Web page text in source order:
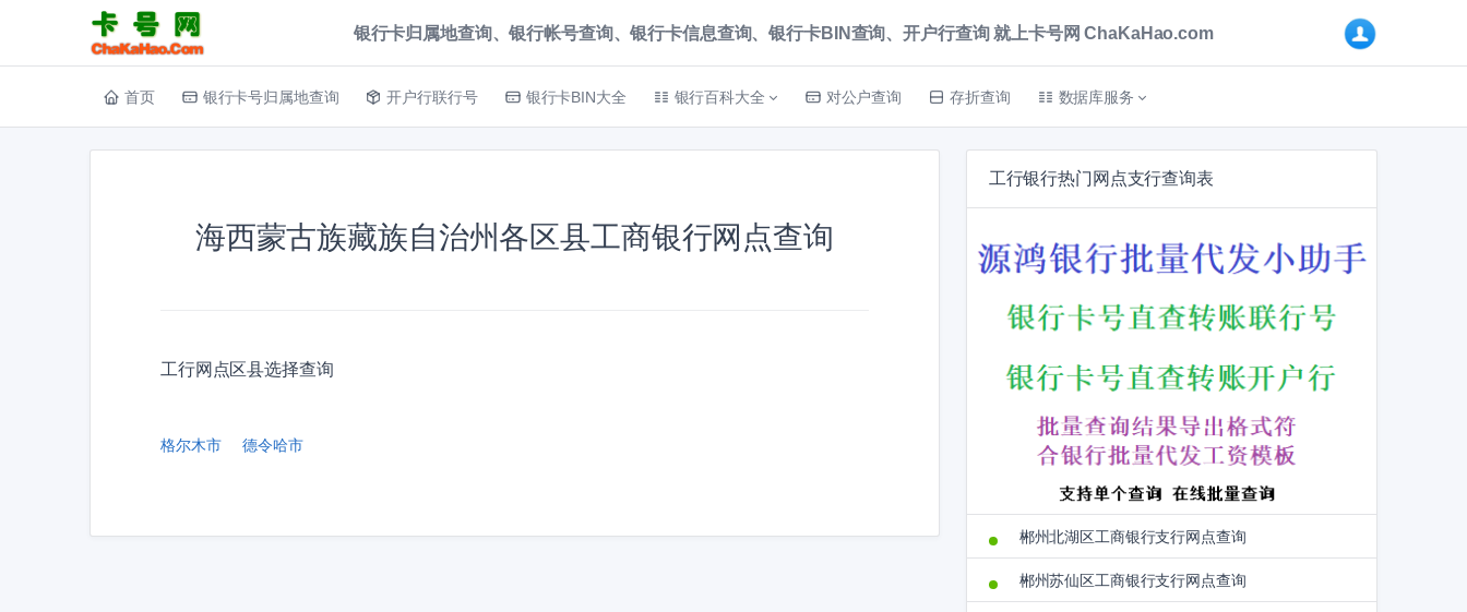
银行卡归属地查询、银行帐号查询、银行卡信息查询、银行卡BIN查询、开户行查询 就上卡号网 ChaKaHao.com
首页 银行卡号归属地查询 开户行联行号 银行卡BIN大全 银行百科大全 对公户查询 存折查询 数据库服务
海西蒙古族藏族自治州各区县工商银行网点查询
工行网点区县选择查询
格尔木市 德令哈市
工行银行热门网点支行查询表
郴州北湖区工商银行支行网点查询
郴州苏仙区工商银行支行网点查询